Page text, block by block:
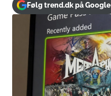
Følg trend.dk på Google